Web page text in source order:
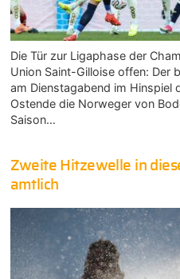
Die Tür zur Ligaphase der
Union Saint-Gilloise offen: Der
am Dienstagabend im Hinspiel
Ostende die Norweger von
Saison…
Zweite Hitzewelle in
amtlich